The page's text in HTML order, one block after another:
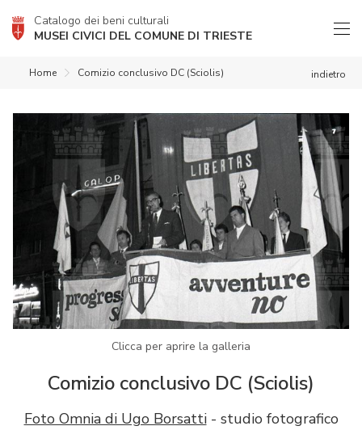
Catalogo dei beni culturali
MUSEI CIVICI DEL COMUNE DI TRIESTE
indietro
Home Comizio conclusivo DC (Sciolis)
Clicca per aprire la galleria
Comizio conclusivo DC (Sciolis)
Foto Omnia di Ugo Borsatti- studio fotografico